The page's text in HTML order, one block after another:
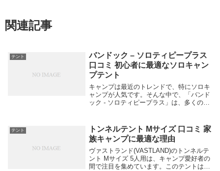
関連記事
テント
バンドック – ソロティピープラス
口コミ 初心者に最適なソロキャン
プテント
キャンプは最近のトレンドで、特にソロキ
ャンプが人気です。そんな中で、「バンド
ック - ソロティピープラス」は、多くのソ
びやすいのが魅力です。ここでは、このテ
ントの特...
テント
トンネルテント Mサイズ 口コミ 家
族キャンプに最適な理由
ヴァストランド(VASTLAND)のトンネルテ
ント Mサイズ 5人用は、キャンプ愛好者の
間で注目を集めています。このテントは、